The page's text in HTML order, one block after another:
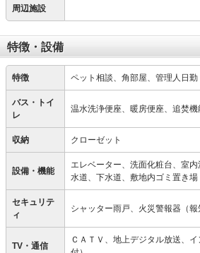
周辺施設
特徴・設備
特徴 ペット相談、角部屋、管理人日勤
バス・トイ
レ
温水洗浄便座、暖房便座、追焚機
収納 クローゼット
設備・機能
エレベーター、洗面化粧台、室
水道、下水道、敷地内ゴミ置き場
セキュリテ
ィ
シャッター雨戸、火災警報器（報
TV・通信
ＣＡＴＶ、地上デジタル放送、